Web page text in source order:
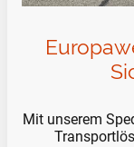
Mit unserem